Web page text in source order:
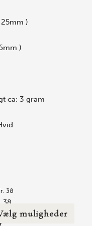
)
)
ca: 3 gram
38
muligheder